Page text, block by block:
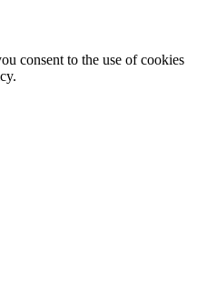
consent to the use of cookies